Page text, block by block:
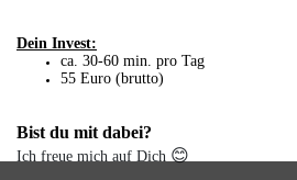
Dein Invest:
ca. 30-60 min. pro Tag
55 Euro (brutto)
Bist du mit dabei?
Ich freue mich auf Dich 😊